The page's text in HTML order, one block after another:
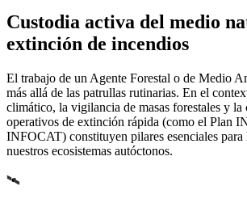
Custodia activa del medio
extinción de incendios
El trabajo de un Agente Forestal o de Medio
más allá de las patrullas rutinarias. En el
climático, la vigilancia de masas forestales y
operativos de extinción rápida (como el Plan
INFOCAT) constituyen pilares esenciales para
nuestros ecosistemas autóctonos.
🛰️